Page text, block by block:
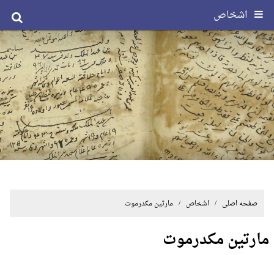
اشخاص
صفحه اصلی / اشخاص / مارتین مکدرموت
مارتین مکدرموت